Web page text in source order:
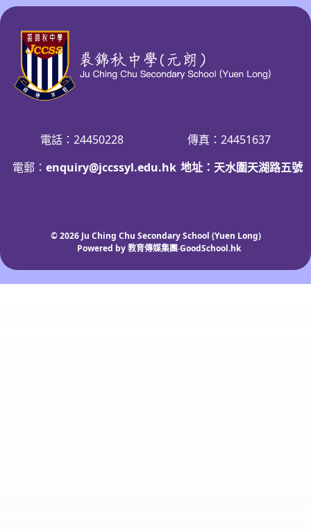
電話：24450228
傳真：24451637
電郵： enquiry@jccssyl.edu.hk 地址：天水圍天湖路五號
© 2026 Ju Ching Chu Secondary School (Yuen Long)
Powered by教育傳媒集團‧GoodSchool.hk